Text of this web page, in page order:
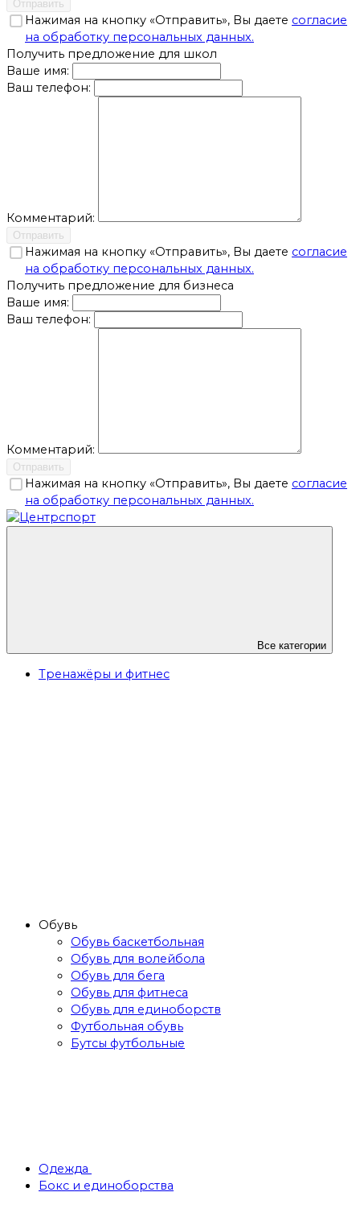
Отправить
Нажимая на кнопку «Отправить», Вы даете согласие
на обработку персональных данных.
Получить предложение для школ
Ваше имя:
Ваш телефон:
Комментарий:
Отправить
Нажимая на кнопку «Отправить», Вы даете согласие
на обработку персональных данных.
Получить предложение для бизнеса
Ваше имя:
Ваш телефон:
Комментарий:
Отправить
Нажимая на кнопку «Отправить», Вы даете согласие
на обработку персональных данных.
Все категории
Тренажёры и фитнес
Обувь
Обувь баскетбольная
Обувь для волейбола
Обувь для бега
Обувь для фитнеса
Обувь для единоборств
Футбольная обувь
Бутсы футбольные
Одежда
Бокс и единоборства